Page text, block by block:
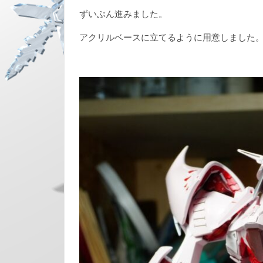
ずいぶん進みました。
アクリルベースに立てるように用意しました